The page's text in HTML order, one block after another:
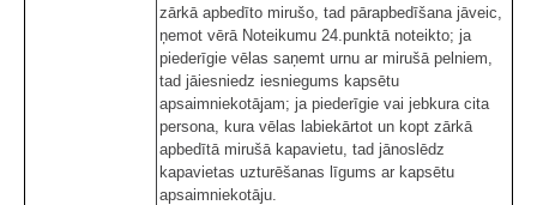
zārkā apbedīto mirušo, tad pārapbedīšana jāveic,
ņemot vērā Noteikumu 24.punktā noteikto; ja
piederīgie vēlas saņemt urnu ar mirušā pelniem,
tad jāiesniedz iesniegums kapsētu
apsaimniekotājam; ja piederīgie vai jebkura cita
persona, kura vēlas labiekārtot un kopt zārkā
apbedītā mirušā kapavietu, tad jānoslēdz
kapavietas uzturēšanas līgums ar kapsētu
apsaimniekotāju.